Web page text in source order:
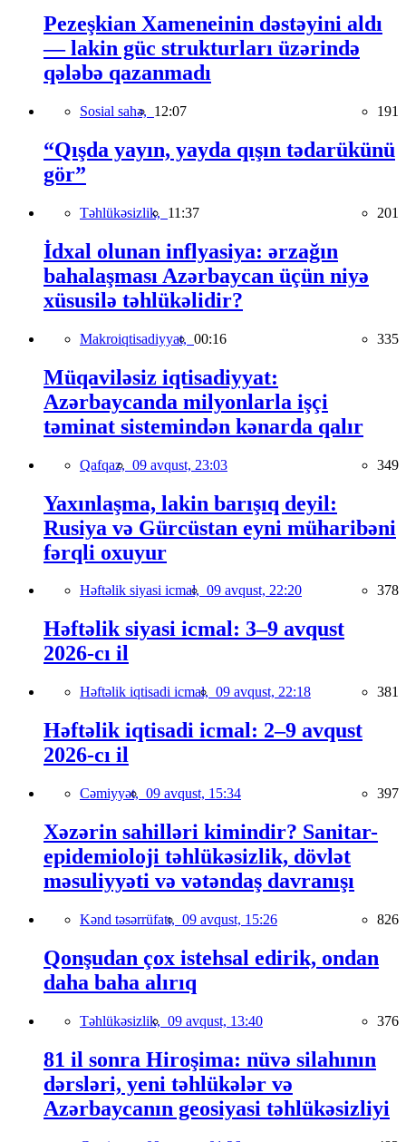
Pezeşkian Xameneinin dəstəyini aldı
— lakin güc strukturları üzərində
qələbə qazanmadı
Sosial sahə, 12:07 191
“Qışda yayın, yayda qışın tədarükünü
gör”
Təhlükəsizlik, 11:37 201
İdxal olunan inflyasiya: ərzağın
bahalaşması Azərbaycan üçün niyə
xüsusilə təhlükəlidir?
Makroiqtisadiyyat, 00:16 335
Müqaviləsiz iqtisadiyyat:
Azərbaycanda milyonlarla işçi
təminat sistemindən kənarda qalır
Qafqaz, 09 avqust, 23:03 349
Yaxınlaşma, lakin barışıq deyil:
Rusiya və Gürcüstan eyni müharibəni
fərqli oxuyur
Həftəlik siyasi icmal, 09 avqust, 22:20 378
Həftəlik siyasi icmal: 3–9 avqust
2026-cı il
Həftəlik iqtisadi icmal, 09 avqust, 22:18 381
Həftəlik iqtisadi icmal: 2–9 avqust
2026-cı il
Cəmiyyət, 09 avqust, 15:34 397
Xəzərin sahilləri kimindir? Sanitar-
epidemioloji təhlükəsizlik, dövlət
məsuliyyəti və vətəndaş davranışı
Kənd təsərrüfatı, 09 avqust, 15:26 826
Qonşudan çox istehsal edirik, ondan
daha baha alırıq
Təhlükəsizlik, 09 avqust, 13:40 376
81 il sonra Hiroşima: nüvə silahının
dərsləri, yeni təhlükələr və
Azərbaycanın geosiyasi təhlükəsizliyi